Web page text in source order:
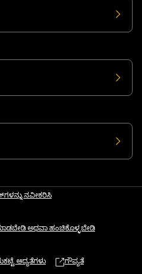
ನವೀಕರಿಸಿ
ಅಥವಾ ಹಂಚಿಕೊಳ್ಳಬೇಡಿ
ಆದ್ಯತೆಗಳು ಗೌಪ್ಯತೆ